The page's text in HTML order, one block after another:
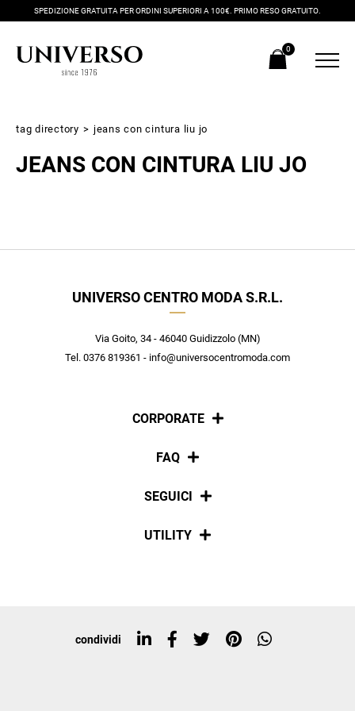
SPEDIZIONE GRATUITA PER ORDINI SUPERIORI A 100€. PRIMO RESO GRATUITO.
0
tag directory > jeans con cintura liu jo
JEANS CON CINTURA LIU JO
UNIVERSO CENTRO MODA S.R.L.
Via Goito, 34 - 46040 Guidizzolo (MN)
Tel. 0376 819361 - info@universocentromoda.com
CORPORATE
Chi siamo
FAQ
Pagamenti
SEGUICI
Social
UTILITY
Top ricerche
condividi
Ricevi subito il tuo promocode con lo sconto del 20% su tutti i
nuovi arrivi utilizzabile anche in negozio!
scopri in anteprima le offerte in esclusiva a te riservate.